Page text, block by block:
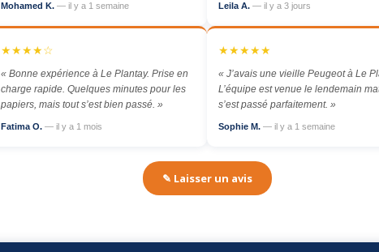
Mohamed K. — il y a 1 semaine Leila A. — il y a 3 jours
★★★★☆
« Bonne expérience à Le Plantay. Prise en
charge rapide. Quelques minutes pour les
papiers, mais tout s’est bien passé. »
Fatima O. — il y a 1 mois
★★★★★
« J’avais une vieille Peugeot à Le
L’équipe est venue le lendemain
s’est passé parfaitement. »
Sophie M. — il y a 1 semaine
✎ Laisser un avis